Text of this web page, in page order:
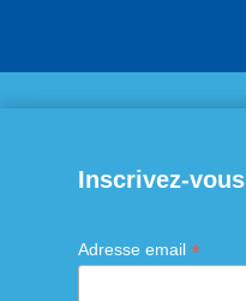
Inscrivez-
Adresse email *